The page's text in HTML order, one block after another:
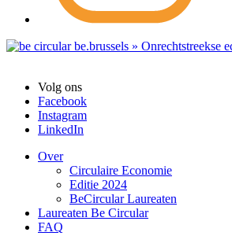
Volg ons
Facebook
Instagram
LinkedIn
Over
Circulaire Economie
Editie 2024
BeCircular Laureaten
Laureaten Be Circular
FAQ